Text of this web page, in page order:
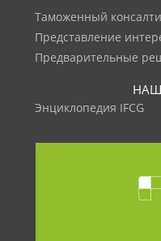
Таможенный
Представление
Предварительные
Энциклопедия IFCG